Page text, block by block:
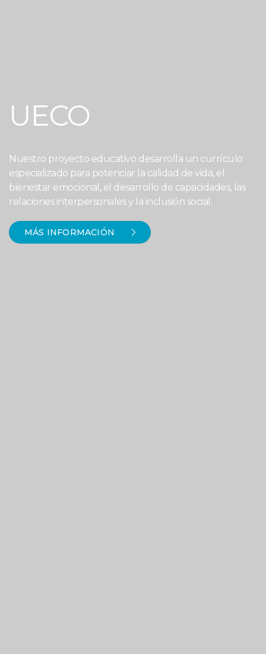
UECO
Nuestro proyecto educativo desarrolla un currículo
especializado para potenciar la calidad de vida, el
bienestar emocional, el desarrollo de capacidades, las
relaciones interpersonales y la inclusión social.
MÁS INFORMACIÓN